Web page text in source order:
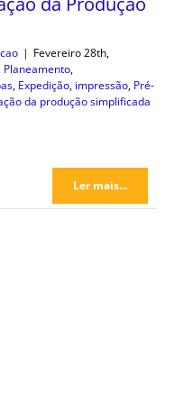
| Fevereiro 28th,
, Planeamento,
, Expedição, impressão, Pré-
da produção simplificada
Ler mais...